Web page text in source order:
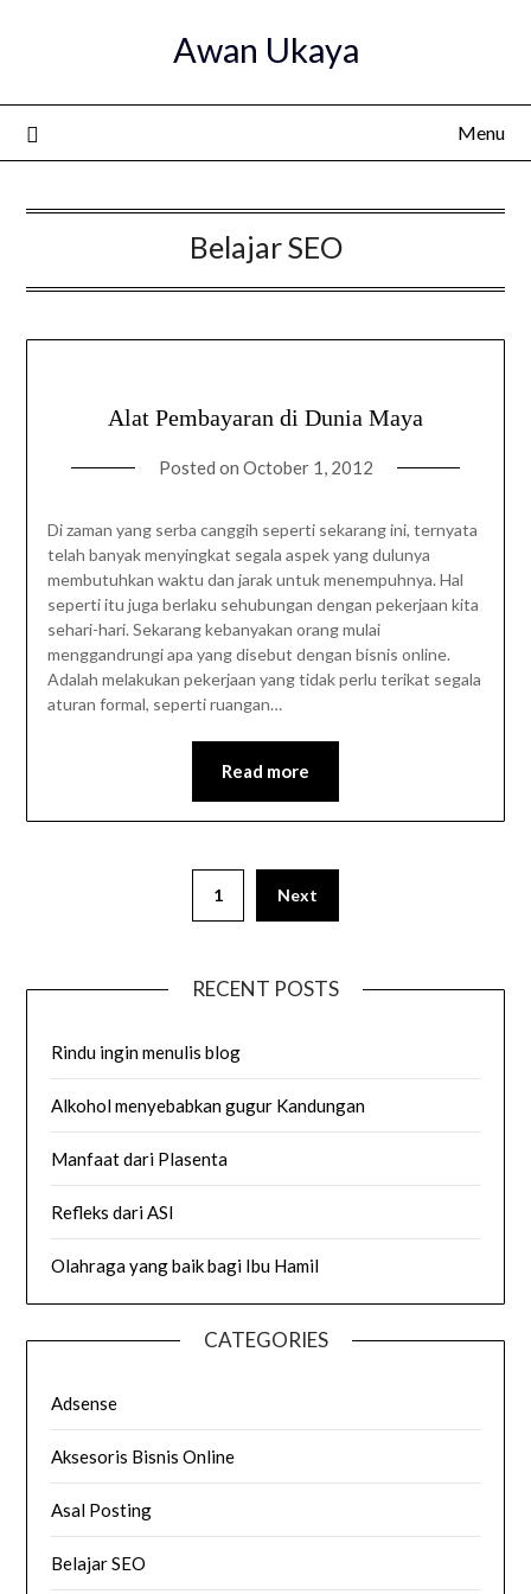
Awan Ukaya
Menu
Belajar SEO
Alat Pembayaran di Dunia Maya
Posted on October 1, 2012
Di zaman yang serba canggih seperti sekarang ini, ternyata
telah banyak menyingkat segala aspek yang dulunya
membutuhkan waktu dan jarak untuk menempuhnya. Hal
seperti itu juga berlaku sehubungan dengan pekerjaan kita
sehari-hari. Sekarang kebanyakan orang mulai
menggandrungi apa yang disebut dengan bisnis online.
Adalah melakukan pekerjaan yang tidak perlu terikat segala
aturan formal, seperti ruangan…
Read more
1 Next
RECENT POSTS
Rindu ingin menulis blog
Alkohol menyebabkan gugur Kandungan
Manfaat dari Plasenta
Refleks dari ASI
Olahraga yang baik bagi Ibu Hamil
CATEGORIES
Adsense
Aksesoris Bisnis Online
Asal Posting
Belajar SEO